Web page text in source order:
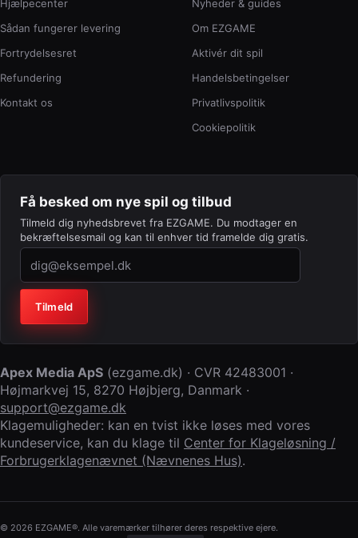
Hjælpecenter
Sådan fungerer levering
Fortrydelsesret
Refundering
Kontakt os
Nyheder & guides
Om EZGAME
Aktivér dit spil
Handelsbetingelser
Privatlivspolitik
Cookiepolitik
Få besked om nye spil og tilbud
Tilmeld dig nyhedsbrevet fra EZGAME. Du modtager en
bekræftelsesmail og kan til enhver tid framelde dig gratis.
Virksomhed (lad feltet stå tomt)
Tilmeld
Apex Media ApS (ezgame.dk) · CVR 42483001 ·
Højmarkvej 15, 8270 Højbjerg, Danmark ·
support@ezgame.dk
Klagemuligheder: kan en tvist ikke løses med vores
kundeservice, kan du klage til Center for Klageløsning /
Forbrugerklagenævnet (Nævnenes Hus).
© 2026 EZGAME®. Alle varemærker tilhører deres respektive ejere.